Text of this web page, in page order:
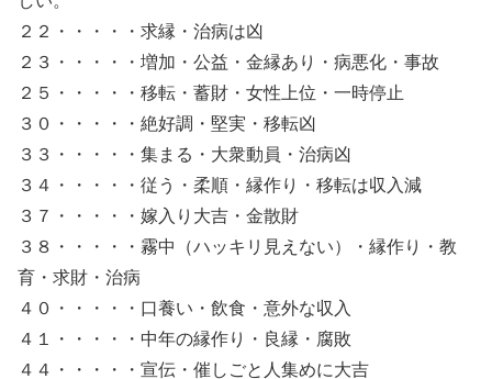
２２・・・・・求縁・治病は凶
２３・・・・・増加・公益・金縁あり・病悪化・事故
２５・・・・・移転・蓄財・女性上位・一時停止
３０・・・・・絶好調・堅実・移転凶
３３・・・・・集まる・大衆動員・治病凶
３４・・・・・従う・柔順・縁作り・移転は収入減
３７・・・・・嫁入り大吉・金散財
３８・・・・・霧中（ハッキリ見えない）・縁作り・教
育・求財・治病
４０・・・・・口養い・飲食・意外な収入
４１・・・・・中年の縁作り・良縁・腐敗
４４・・・・・宣伝・催しごと人集めに大吉